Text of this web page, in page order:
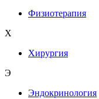
Физиотерапия
Х
Хирургия
Э
Эндокринология